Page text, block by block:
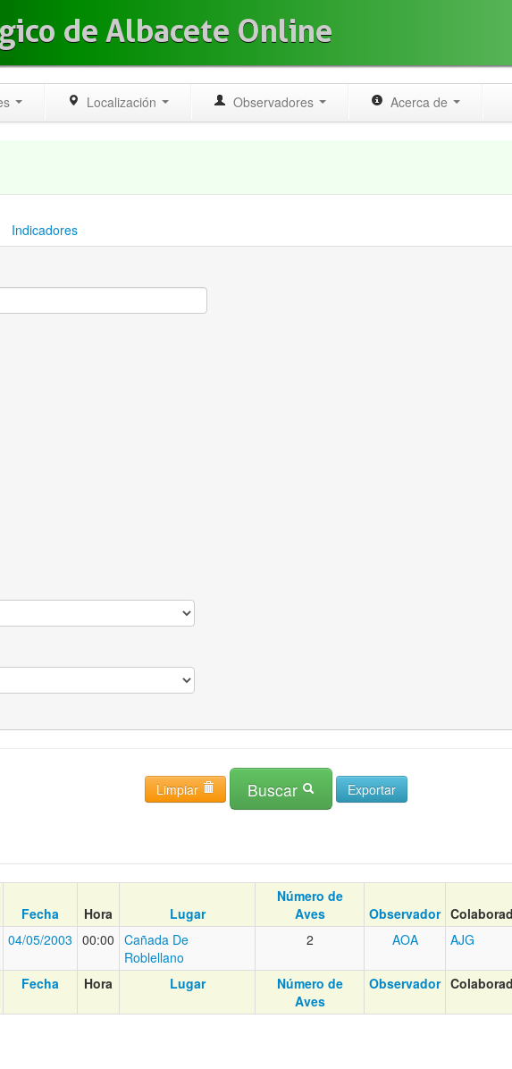
de Albacete Online
Localización Observadores Acerca de
Indicadores
Limpiar Buscar
Fecha Hora Lugar
Número de
Aves
Observador
04/05/2003 00:00 Cañada De
Roblellano
2 AOA AJG
Fecha Hora Lugar
Número de
Aves
Observador